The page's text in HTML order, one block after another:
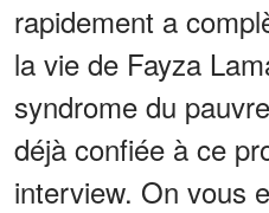
rapidement a
la vie de Fayza
syndrome du
déjà confiée à ce
interview. On vous